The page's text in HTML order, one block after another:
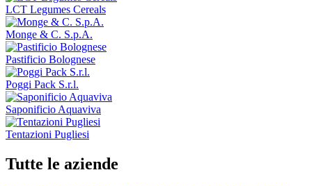
LCT Legumes Cereals
Monge & C. S.p.A.
Pastificio Bolognese
Poggi Pack S.r.l.
Saponificio Aquaviva
Tentazioni Pugliesi
Tutte le aziende